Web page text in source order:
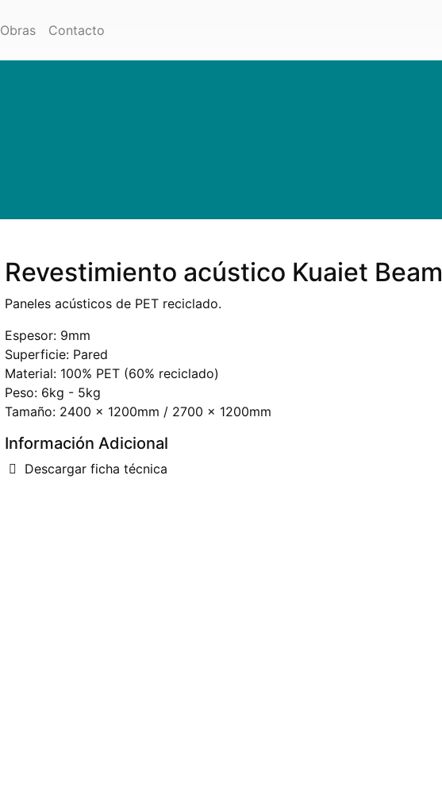
Obras Contacto
Revestimiento acústico Kuaiet Beam
Paneles acústicos de PET reciclado.
Espesor: 9mm
Superficie: Pared
Material: 100% PET (60% reciclado)
Peso: 6kg - 5kg
Tamaño: 2400 x 1200mm / 2700 x 1200mm
Información Adicional
Descargar ficha técnica